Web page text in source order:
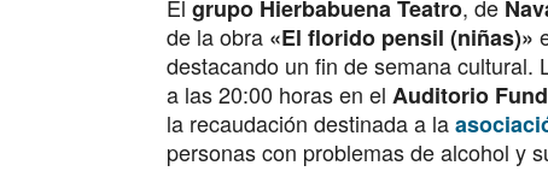
El grupo Hierbabuena Teatro, de
de la obra «El florido pensil (niñas)»
destacando un fin de semana cultural.
a las 20:00 horas en el Auditorio
la recaudación destinada a la
personas con problemas de alcohol y